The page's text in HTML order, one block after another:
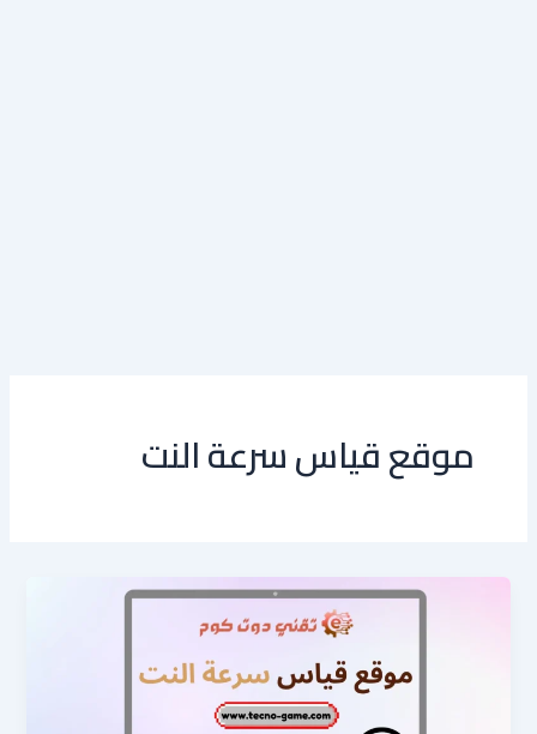
موقع قياس سرعة النت